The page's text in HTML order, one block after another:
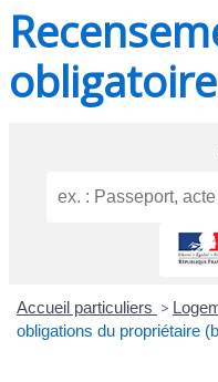
obligatoire
Accueil particuliers >
obligations du propriétaire